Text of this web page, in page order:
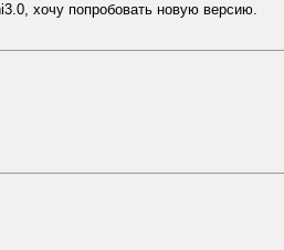
хочу попробовать новую версию.